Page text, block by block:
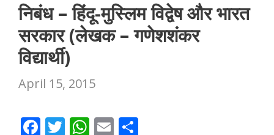
निबंध – हिंदू-मुस्लिम विद्वेष और भारत
सरकार (लेखक – गणेशशंकर
विद्यार्थी)
April 15, 2015
F T W E